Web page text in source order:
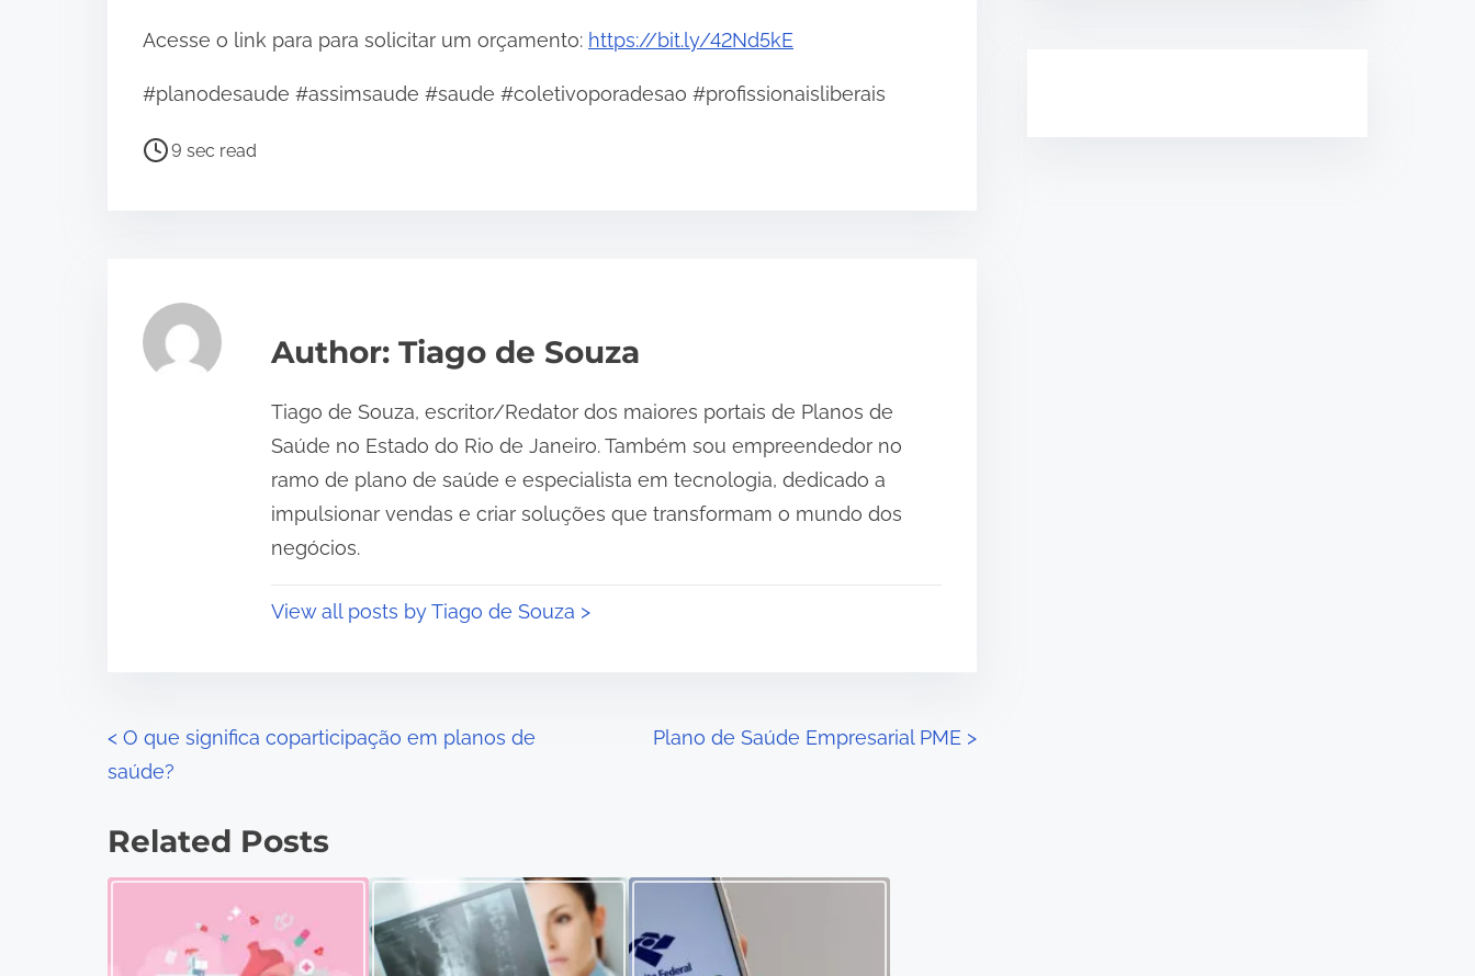
Acesse o link para para solicitar um orçamento: https://bit.ly/42Nd5kE
#planodesaude #assimsaude #saude #coletivoporadesao #profissionaisliberais
P
a
d
9 sec read
Author: Tiago de Souza
Tiago de Souza, escritor/Redator dos maiores portais de Planos de
Saúde no Estado do Rio de Janeiro. Também sou empreendedor no
ramo de plano de saúde e especialista em tecnologia, dedicado a
impulsionar vendas e criar soluções que transformam o mundo dos
negócios.
View all posts by Tiago de Souza >
P
o
s
t
< O que significa coparticipação em planos de
saúde?
Plano de Saúde Empresarial PME >
Related Posts